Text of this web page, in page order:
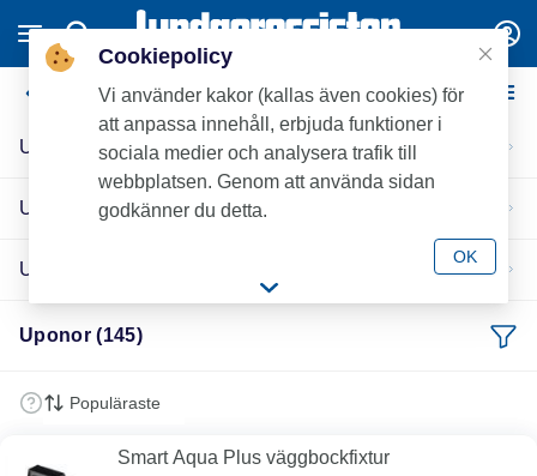
Uponor
Uponor tappvatten
Uponor Q&E för Pex
Uponor S-press MLC
Uponor (145)
Smart Aqua Plus väggbockfixtur
Cookiepolicy
Vi använder kakor (kallas även cookies) för
att anpassa innehåll, erbjuda funktioner i
sociala medier och analysera trafik till
webbplatsen. Genom att använda sidan
godkänner du detta.
OK